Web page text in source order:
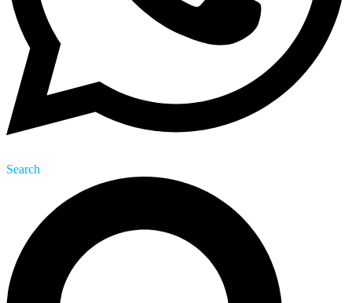
Search